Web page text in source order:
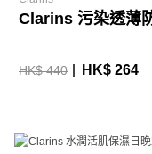
Clarins 污染透薄
HK$ 440 HK$ 264